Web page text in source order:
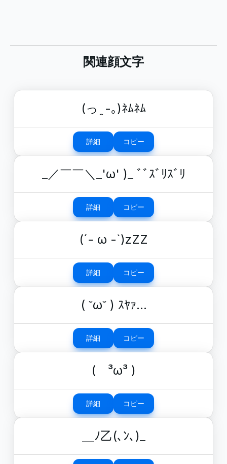
関連顔文字
(っ ̯ -｡)ﾈﾑﾈﾑ
詳細 コピー
_／￣￣＼_'ω' )_ ﾞﾞｽﾞﾘｽﾞﾘ
詳細 コピー
(´- ω -`)zZZ
詳細 コピー
( ˘ω˘ ) ｽﾔｧ…
詳細 コピー
( ³ω³ )
詳細 コピー
＿ﾉ乙(､ﾝ､)_